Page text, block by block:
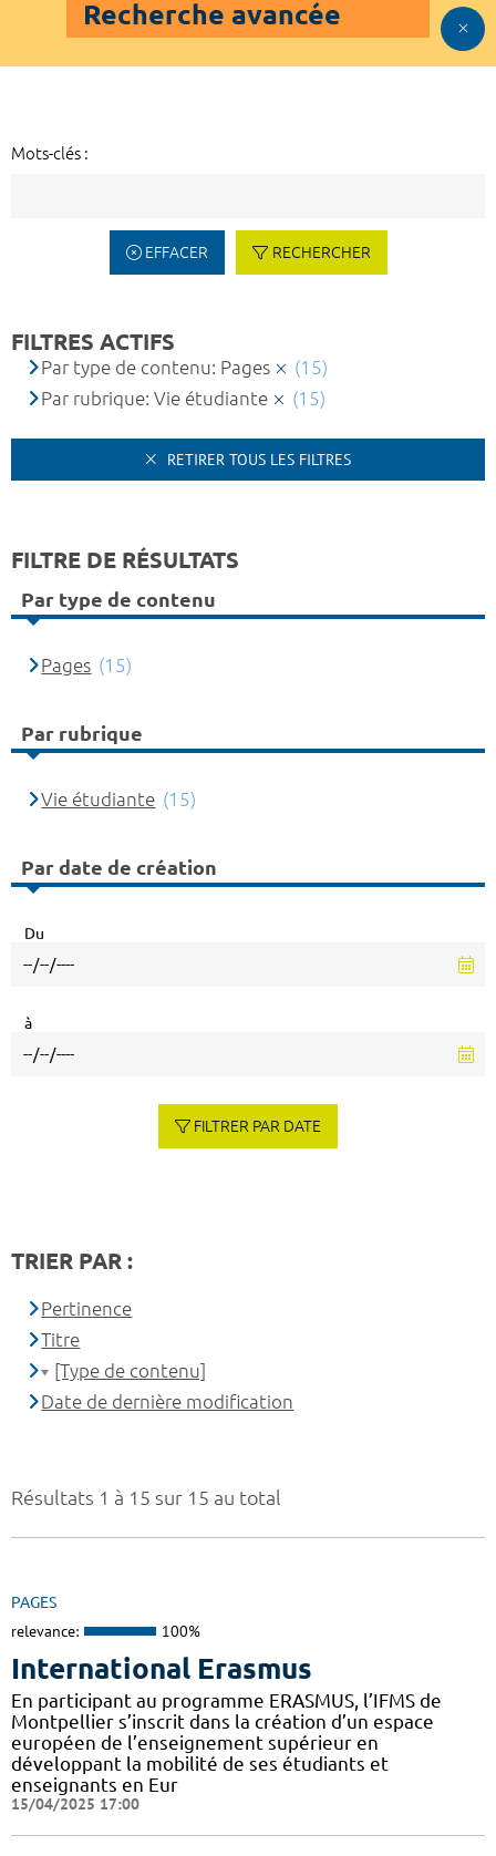
Recherche avancée
Mots-clés :
EFFACER RECHERCHER
Résultats 1 à 15 sur 15 au total
PAGES
relevance: 100%
International Erasmus
En participant au programme ERASMUS, l’IFMS de
Montpellier s’inscrit dans la création d’un espace
européen de l’enseignement supérieur en
développant la mobilité de ses étudiants et
enseignants en Eur
15/04/2025 17:00
FILTRES ACTIFS
Par type de contenu: Pages
(15)
Par rubrique: Vie étudiante
(15)
RETIRER TOUS LES FILTRES
FILTRE DE RÉSULTATS
Par type de contenu
Pages (15)
Par rubrique
Vie étudiante (15)
Par date de création
Du
à
FILTRER PAR DATE
TRIER PAR :
Pertinence
Titre
[Type de contenu]
Date de dernière modification